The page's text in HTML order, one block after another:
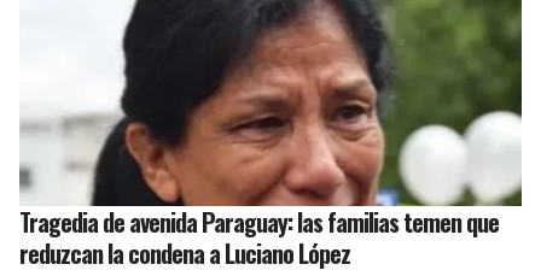
Tragedia de avenida Paraguay: las familias temen que
reduzcan la condena a Luciano López